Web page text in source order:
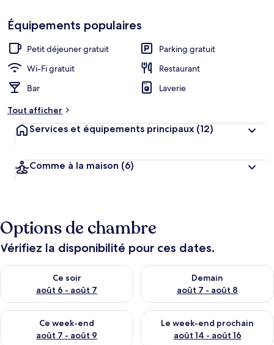
Équipements populaires
Petit déjeuner gratuit
Parking gratuit
Wi-Fi gratuit
Restaurant
Bar
Laverie
Tout afficher
Services et équipements principaux (12)
Comme à la maison (6)
Options de chambre
Vérifiez la disponibilité pour ces dates.
Ce soir
août 6 - août 7
Vérifier la disponibilité pour ce soir août 6 - août 7
Demain
août 7 - août 8
Vérifier la disponibilité pour
Ce week-end
août 7 - août 9
Vérifier la disponibilité pour ce week-end août 7 - août 9
Le week-end prochain
août 14 - août 16
Vérifier la disponibilité pour